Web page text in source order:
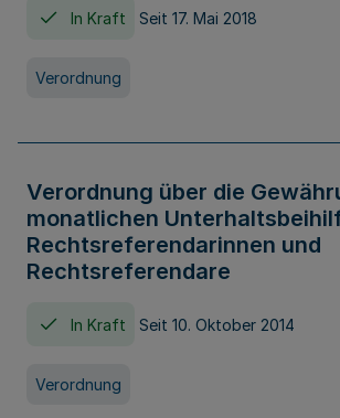
In Kraft Seit 17. Mai 2018
Verordnung
Verordnung über die
monatlichen
Rechtsreferendarinnen und
Rechtsreferendare
In Kraft Seit 10. Oktober 2014
Verordnung